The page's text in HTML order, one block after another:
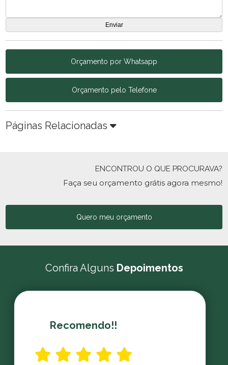
Orçamento por Whatsapp
Orçamento pelo Telefone
Páginas Relacionadas
ENCONTROU O QUE PROCURAVA?
Faça seu orçamento grátis agora mesmo!
Quero meu orçamento
Confira Alguns Depoimentos
Recomendo!!